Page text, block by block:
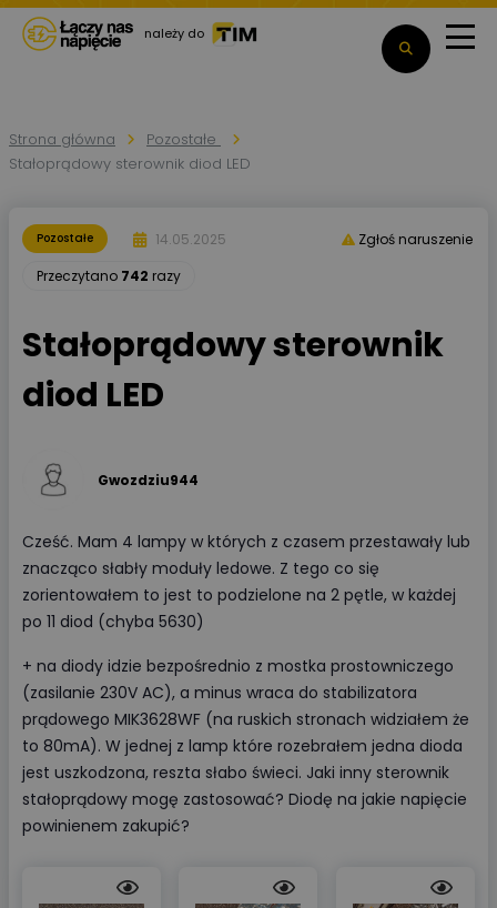
należy do
Strona główna
Pozostałe
Stałoprądowy sterownik diod LED
Pozostałe
14.05.2025
Przeczytano 742 razy
Zgłoś naruszenie
Stałoprądowy sterownik
diod LED
Gwozdziu944
Cześć. Mam 4 lampy w których z czasem przestawały lub
znacząco słabły moduły ledowe. Z tego co się
zorientowałem to jest to podzielone na 2 pętle, w każdej
po 11 diod (chyba 5630)
+ na diody idzie bezpośrednio z mostka prostowniczego
(zasilanie 230V AC), a minus wraca do stabilizatora
prądowego MIK3628WF (na ruskich stronach widziałem że
to 80mA). W jednej z lamp które rozebrałem jedna dioda
jest uszkodzona, reszta słabo świeci. Jaki inny sterownik
stałoprądowy mogę zastosować? Diodę na jakie napięcie
powinienem zakupić?